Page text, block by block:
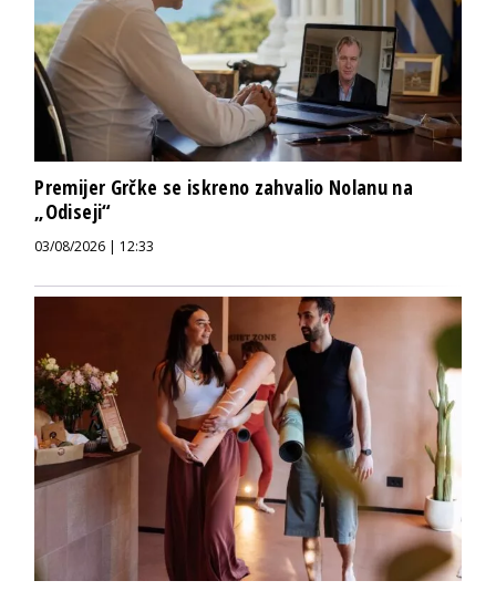
Premijer Grčke se iskreno zahvalio Nolanu na
„Odiseji“
03/08/2026 | 12:33